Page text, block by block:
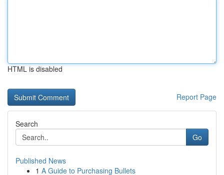
HTML is disabled
Report Page
Search
Go
Published News
1 A Guide to Purchasing Bullets